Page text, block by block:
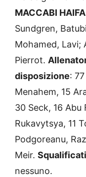
MACCABI
Sundgren,
Mohamed, Lavi;
Pierrot.
disposizione:
Menahem, 15
30 Seck, 16 Abu
Rukavytsya, 11
Podgoreanu, Raz
Meir. Squalificati
nessuno.